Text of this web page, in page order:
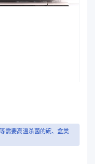
需要高温杀菌的碗、盒类